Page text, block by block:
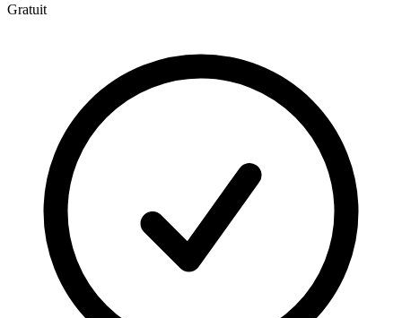
Gratuit